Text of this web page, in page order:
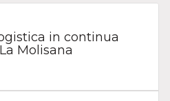
in continua
Molisana